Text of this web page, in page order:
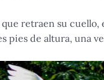
retraen su cuello,
pies de altura, una